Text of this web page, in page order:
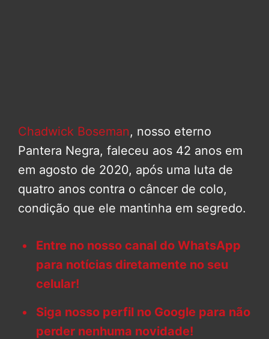
Chadwick Boseman, nosso eterno
Pantera Negra, faleceu aos 42 anos em
em agosto de 2020, após uma luta de
quatro anos contra o câncer de colo,
condição que ele mantinha em segredo.
Entre no nosso canal do WhatsApp
para notícias diretamente no seu
celular!
Siga nosso perfil no Google para não
perder nenhuma novidade!